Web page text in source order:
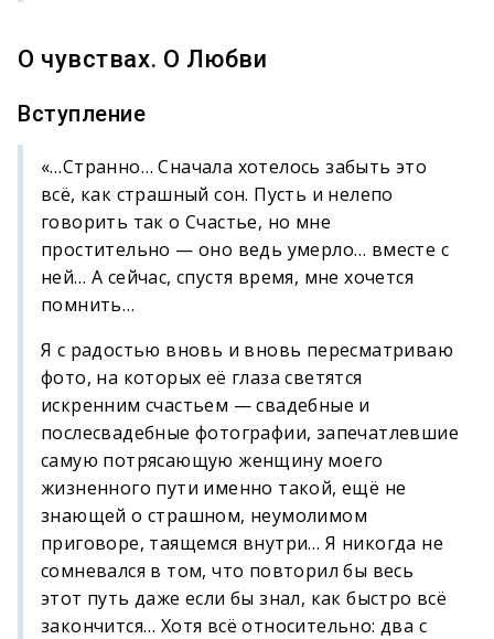
О чувствах. О Любви
Вступление
«…Странно… Сначала хотелось забыть это
всё, как страшный сон. Пусть и нелепо
говорить так о Счастье, но мне
простительно — оно ведь умерло… вместе с
ней… А сейчас, спустя время, мне хочется
помнить…
Я с радостью вновь и вновь пересматриваю
фото, на которых её глаза светятся
искренним счастьем — свадебные и
послесвадебные фотографии, запечатлевшие
самую потрясающую женщину моего
жизненного пути именно такой, ещё не
знающей о страшном, неумолимом
приговоре, таящемся внутри… Я никогда не
сомневался в том, что повторил бы весь
этот путь даже если бы знал, как быстро всё
закончится… Хотя всё относительно: два с